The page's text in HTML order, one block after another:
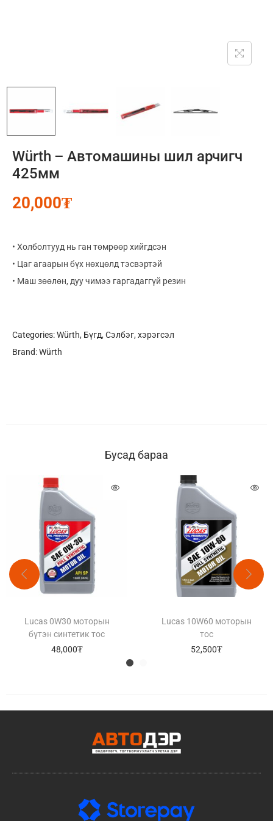
Würth – Автомашины шил арчигч
425мм
20,000₮
• Холболтууд нь ган төмрөөр хийгдсэн
• Цаг агаарын бүх нөхцөлд тэсвэртэй
• Маш зөөлөн, дуу чимээ гаргадаггүй резин
Categories:Würth, Бүгд, Сэлбэг, хэрэгсэл
Brand:Würth
Бусад бараа
Lucas 0W30 моторын
бүтэн синтетик тос
48,000₮
Lucas 10W60 моторын
тос
52,500₮